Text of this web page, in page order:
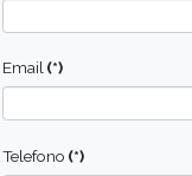
Conocer,
cálculo de
de costos.
Aplicar la
tomar